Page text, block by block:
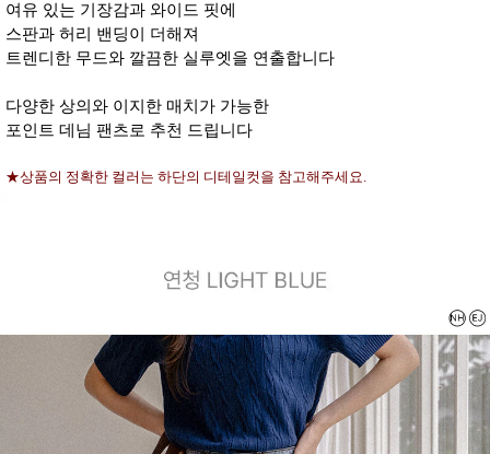
여유 있는 기장감과 와이드 핏에
스판과 허리 밴딩이 더해져
트렌디한 무드와 깔끔한 실루엣을 연출합니다
다양한 상의와 이지한 매치가 가능한
포인트 데님 팬츠로 추천 드립니다
★상품의 정확한 컬러는 하단의 디테일컷을 참고해주세요.